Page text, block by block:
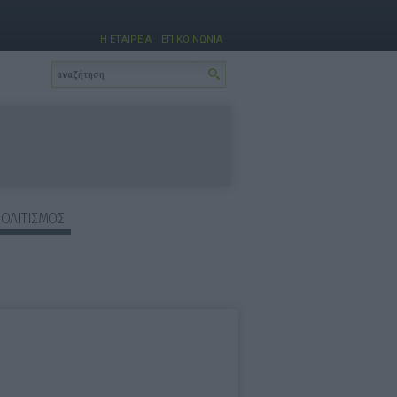
Η ΕΤΑΙΡΕΙΑ ΕΠΙΚΟΙΝΩΝΙΑ